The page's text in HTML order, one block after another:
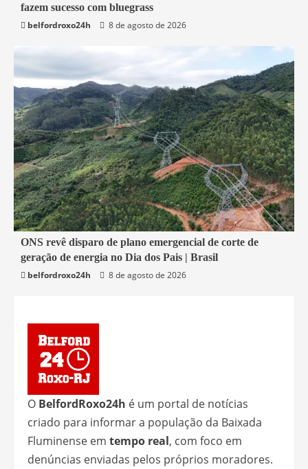
Mundo
fazem sucesso com bluegrass
belfordroxo24h
8 de agosto de 2026
2 min read
Economia
ONS revê disparo de plano emergencial de corte de
geração de energia no Dia dos Pais | Brasil
belfordroxo24h
8 de agosto de 2026
O BelfordRoxo24h é um portal de notícias
criado para informar a população da Baixada
Fluminense em tempo real, com foco em
denúncias enviadas pelos próprios moradores.